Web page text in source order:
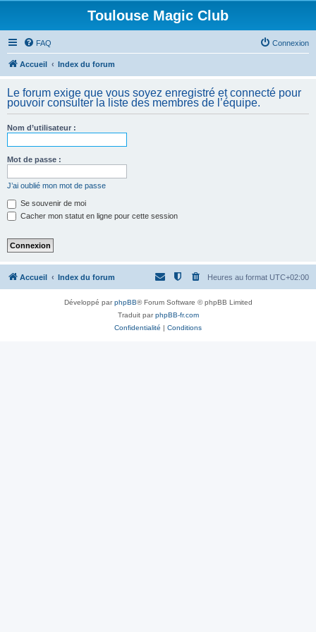
Toulouse Magic Club
FAQ Connexion
Accueil Index du forum
Le forum exige que vous soyez enregistré et connecté pour
pouvoir consulter la liste des membres de l’équipe.
Nom d’utilisateur :
Mot de passe :
J’ai oublié mon mot de passe
Se souvenir de moi
Cacher mon statut en ligne pour cette session
Accueil Index du forum Heures au format UTC+02:00
Développé parphpBB® Forum Software © phpBB Limited
Traduit parphpBB-fr.com
Confidentialité | Conditions